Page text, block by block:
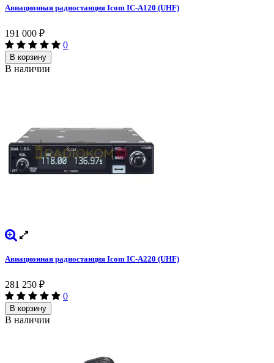
Авиационная радиостанция Icom IC-A120 (UHF)
191 000 ₽
0
В корзину
В наличии
Авиационная радиостанция Icom IC-A220 (UHF)
281 250 ₽
0
В корзину
В наличии